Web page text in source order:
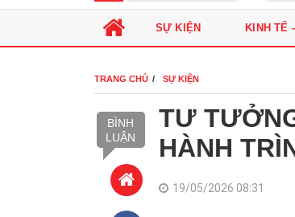
SỰ KIỆN KINH TẾ
TRANG CHỦ SỰ KIỆN
BÌNH
LUẬN
TƯ
HÀNH
19/05/2026 08:31